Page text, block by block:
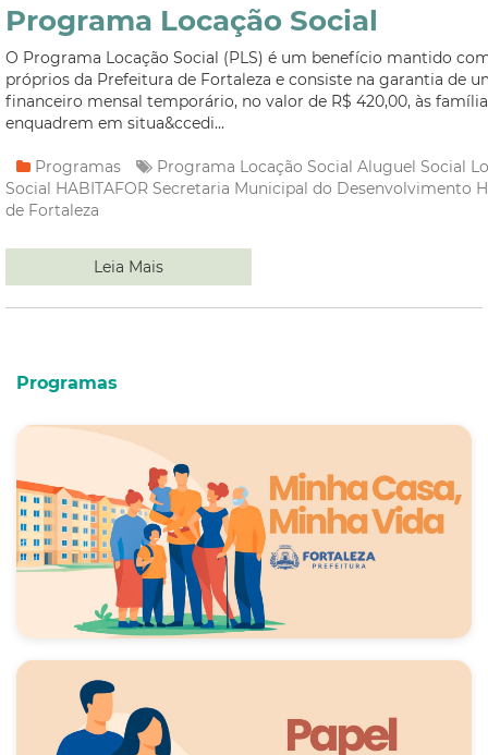
Programa Locação Social
O Programa Locação Social (PLS) é um benefício mantido
próprios da Prefeitura de Fortaleza e consiste na garantia de
financeiro mensal temporário, no valor de R$ 420,00, às
enquadrem em situa&ccedi...
Programas Programa Locação Social Aluguel Social
Social HABITAFOR Secretaria Municipal do Desenvolvimento
de Fortaleza
Leia Mais
Programas